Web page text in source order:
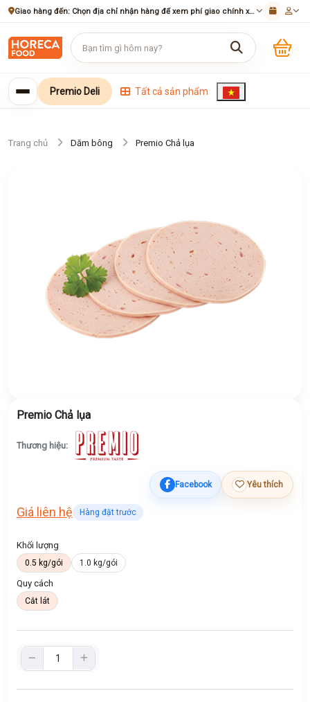
Giao hàng đến: Chọn địa chỉ nhận hàng để xem phí giao chính xác
Premio Deli Tất cả sản phẩm
Trang chủ Dăm bông Premio Chả lụa
Premio Chả lụa
Thương hiệu:
Facebook Yêu thích
Giá liên hệ Hàng đặt trước
Khối lượng
0.5 kg/gói 1.0 kg/gói
Quy cách
Cắt lát